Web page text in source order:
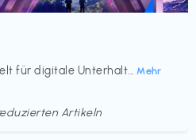
für digitale Unterhalt... Mehr
Artikeln